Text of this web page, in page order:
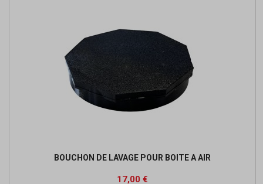
BOUCHON DE LAVAGE POUR BOITE A AIR
Prix
17,00 €